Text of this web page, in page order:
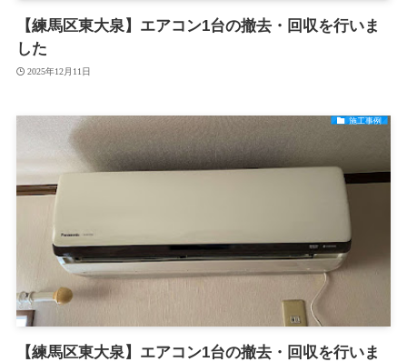
【練馬区東大泉】エアコン1台の撤去・回収を行いま
した
2025年12月11日
施工事例
【練馬区東大泉】エアコン1台の撤去・回収を行いま